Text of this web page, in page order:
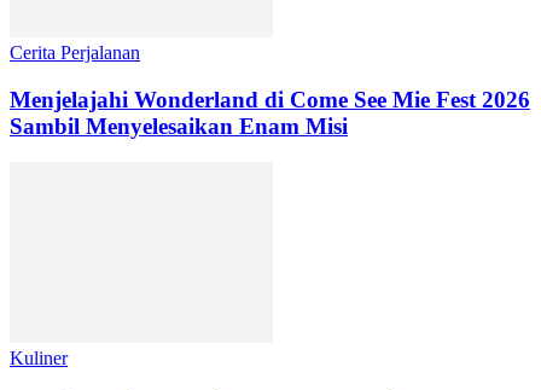
Cerita Perjalanan
Menjelajahi Wonderland di Come See Mie Fest 2026
Sambil Menyelesaikan Enam Misi
Kuliner